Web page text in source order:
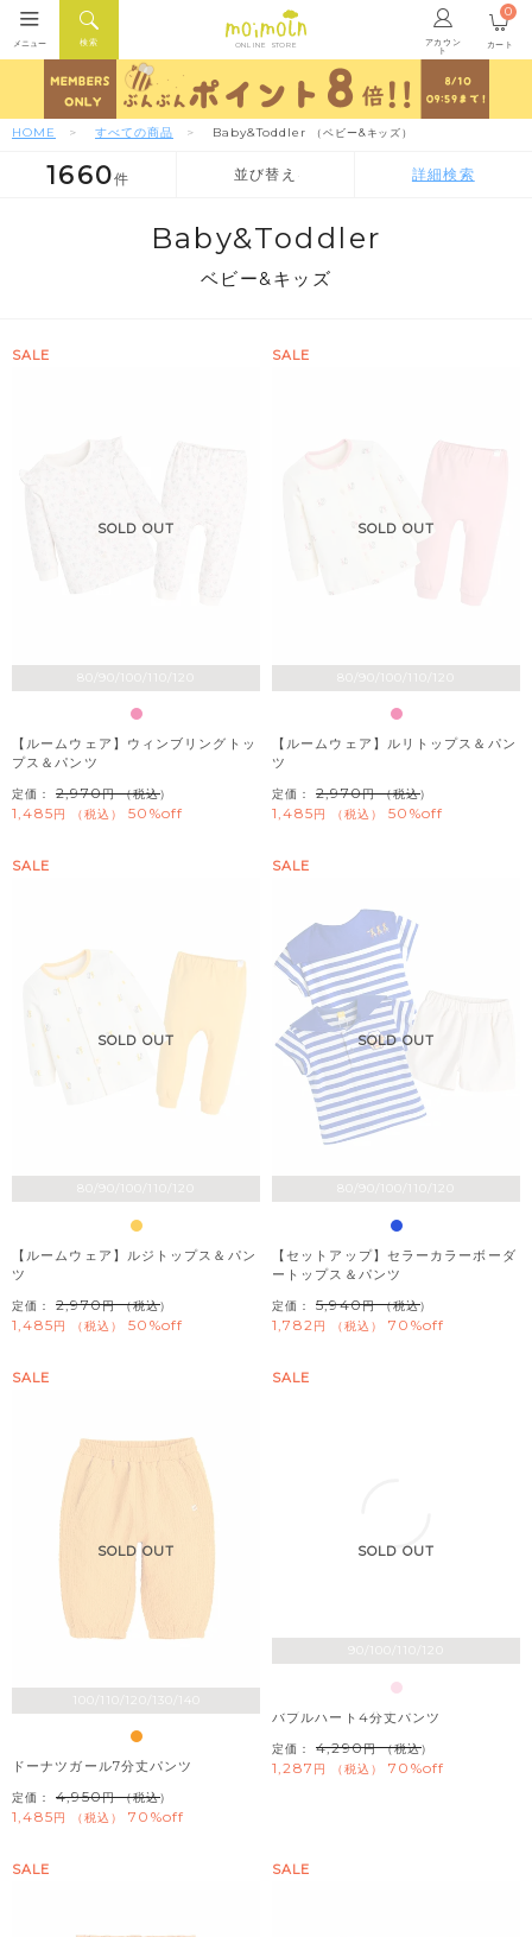
ONLINE STORE アカウン
ト
検索
メニュー カート
0
HOME すべての商品 Baby&Toddler （ベビー&キッズ）
並び替え
価格が安い順
1660件 詳細検索
Baby&Toddler
ベビー&キッズ
80/90/100/110/120
SOLD OUT
SALE
【ルームウェア】ウィンブリングトッ
プス＆パンツ
定価： 2,970 （税込）
1,485 税込 50%off
80/90/100/110/120
SOLD OUT
SALE
【ルームウェア】ルリトップス＆パン
ツ
定価： 2,970 （税込）
1,485 税込 50%off
80/90/100/110/120
SOLD OUT
SALE
【ルームウェア】ルジトップス＆パン
ツ
定価： 2,970 （税込）
1,485 税込 50%off
80/90/100/110/120
SOLD OUT
SALE
【セットアップ】セラーカラーボーダ
ートップス＆パンツ
定価： 5,940 （税込）
1,782 税込 70%off
100/110/120/130/140
SOLD OUT
SALE
ドーナツガール7分丈パンツ
定価： 4,950 （税込）
1,485 税込 70%off
SOLD OUT
SALE
バブルハート4分丈パンツ
定価： 4,290 （税込）
1,287 税込 70%off
SALE SALE